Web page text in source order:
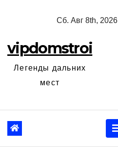
Сб. Авг 8th, 2026
vipdomstroi
Легенды дальних
мест